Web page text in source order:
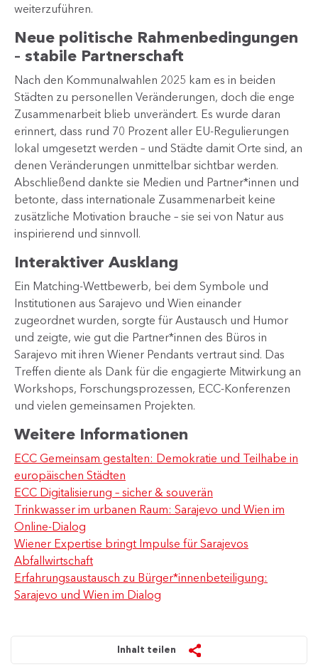
weiterzuführen.
Neue politische Rahmenbedingungen
– stabile Partnerschaft
Nach den Kommunalwahlen 2025 kam es in beiden
Städten zu personellen Veränderungen, doch die enge
Zusammenarbeit blieb unverändert. Es wurde daran
erinnert, dass rund 70 Prozent aller EU-Regulierungen
lokal umgesetzt werden – und Städte damit Orte sind, an
denen Veränderungen unmittelbar sichtbar werden.
Abschließend dankte sie Medien und Partner*innen und
betonte, dass internationale Zusammenarbeit keine
zusätzliche Motivation brauche – sie sei von Natur aus
inspirierend und sinnvoll.
Interaktiver Ausklang
Ein Matching-Wettbewerb, bei dem Symbole und
Institutionen aus Sarajevo und Wien einander
zugeordnet wurden, sorgte für Austausch und Humor
und zeigte, wie gut die Partner*innen des Büros in
Sarajevo mit ihren Wiener Pendants vertraut sind. Das
Treffen diente als Dank für die engagierte Mitwirkung an
Workshops, Forschungsprozessen, ECC-Konferenzen
und vielen gemeinsamen Projekten.
Weitere Informationen
ECC Gemeinsam gestalten: Demokratie und Teilhabe in
europäischen Städten
ECC Digitalisierung – sicher & souverän
Trinkwasser im urbanen Raum: Sarajevo und Wien im
Online-Dialog
Wiener Expertise bringt Impulse für Sarajevos
Abfallwirtschaft
Erfahrungsaustausch zu Bürger*innenbeteiligung:
Sarajevo und Wien im Dialog
Inhalt teilen